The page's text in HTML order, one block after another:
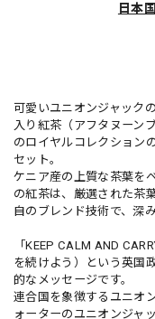
日本
可愛いユニオンジャック
入り紅茶（アフタヌーン
のロイヤルコレクション
セット。
ケニア産の上質な茶葉を
の紅茶は、厳選された茶
自のブレンド技術で、深
「KEEP CALM AND
を続けよう）という英国
的なメッセージです。
連合国を象徴するユニオ
ォーターのユニオンジャ